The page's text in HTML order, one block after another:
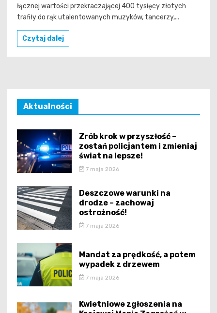
łącznej wartości przekraczającej 400 tysięcy złotych
trafiły do rąk utalentowanych muzyków, tancerzy,...
Czytaj dalej
Aktualności
Zrób krok w przyszłość –
zostań policjantem i zmieniaj
świat na lepsze!
7 maja 2026
Deszczowe warunki na
drodze – zachowaj
ostrożność!
7 maja 2026
Mandat za prędkość, a potem
wypadek z drzewem
7 maja 2026
Kwietniowe zgłoszenia na